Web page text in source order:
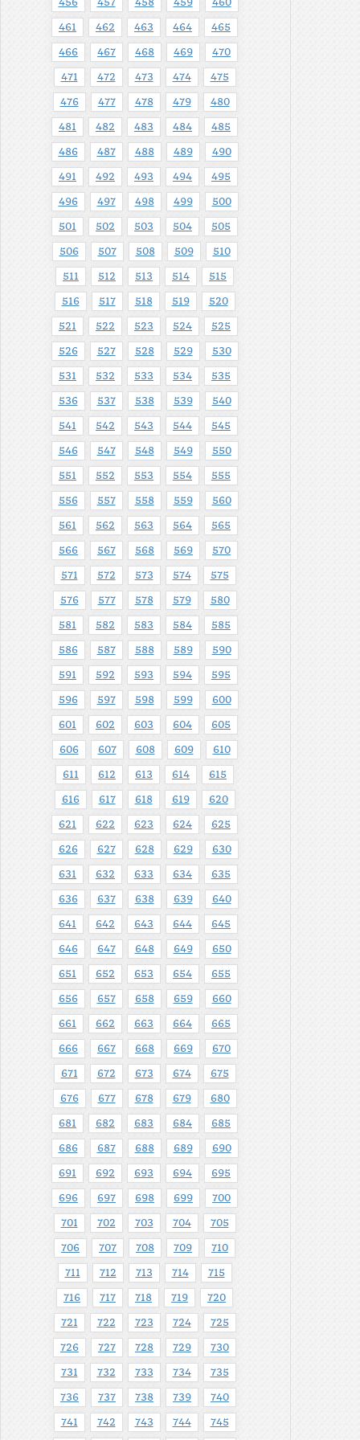
456 457 458 459 460
461 462 463 464 465
466 467 468 469 470
471 472 473 474 475
476 477 478 479 480
481 482 483 484 485
486 487 488 489 490
491 492 493 494 495
496 497 498 499 500
501 502 503 504 505
506 507 508 509 510
511 512 513 514 515
516 517 518 519 520
521 522 523 524 525
526 527 528 529 530
531 532 533 534 535
536 537 538 539 540
541 542 543 544 545
546 547 548 549 550
551 552 553 554 555
556 557 558 559 560
561 562 563 564 565
566 567 568 569 570
571 572 573 574 575
576 577 578 579 580
581 582 583 584 585
586 587 588 589 590
591 592 593 594 595
596 597 598 599 600
601 602 603 604 605
606 607 608 609 610
611 612 613 614 615
616 617 618 619 620
621 622 623 624 625
626 627 628 629 630
631 632 633 634 635
636 637 638 639 640
641 642 643 644 645
646 647 648 649 650
651 652 653 654 655
656 657 658 659 660
661 662 663 664 665
666 667 668 669 670
671 672 673 674 675
676 677 678 679 680
681 682 683 684 685
686 687 688 689 690
691 692 693 694 695
696 697 698 699 700
701 702 703 704 705
706 707 708 709 710
711 712 713 714 715
716 717 718 719 720
721 722 723 724 725
726 727 728 729 730
731 732 733 734 735
736 737 738 739 740
741 742 743 744 745